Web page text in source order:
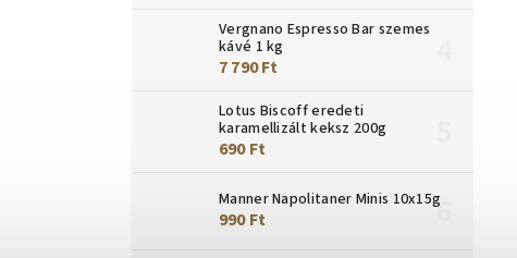
Vergnano Espresso Bar szemes
kávé 1 kg
7 790 Ft
Lotus Biscoff eredeti
karamellizált keksz 200g
690 Ft
Manner Napolitaner Minis 10x15g
990 Ft